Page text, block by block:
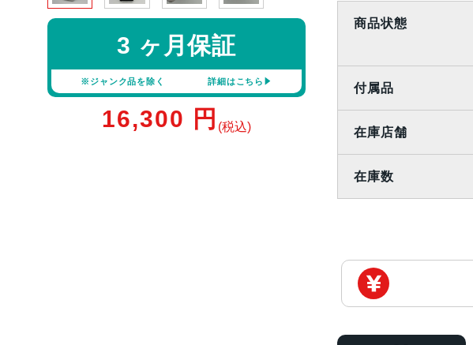
3 ヶ月保証
※ジャンク品を除く 詳細はこちら
16,300 円 (税込)
商品状態
付属品
在庫店舗
在庫数